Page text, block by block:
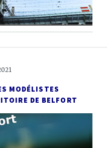
MODÉLISTES
DE BELFORT